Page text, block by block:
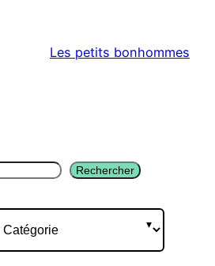
Les petits bonhommes
Rechercher